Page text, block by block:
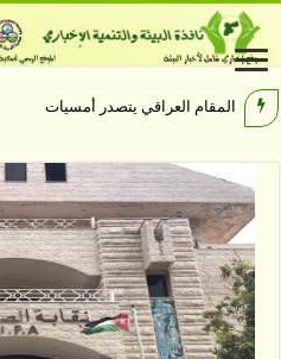
المقام العراقي يتصدر أمسيات الهيبودر